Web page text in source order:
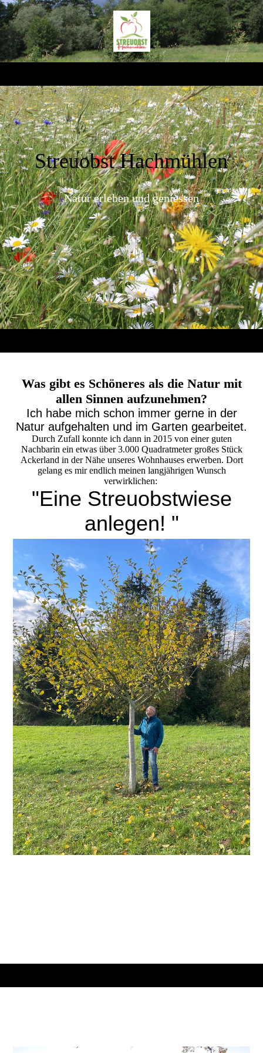
Streuobst Hachmühlen
Natur erleben und geniessen
Was gibt es Schöneres als die Natur mit
allen Sinnen aufzunehmen?
Ich habe mich schon immer gerne in der
Natur aufgehalten und im Garten gearbeitet.
Durch Zufall konnte ich dann in 2015 von einer guten
Nachbarin ein etwas über 3.000 Quadratmeter großes Stück
Ackerland in der Nähe unseres Wohnhauses erwerben. Dort
gelang es mir endlich meinen langjährigen Wunsch
verwirklichen:
"Eine Streuobstwiese
anlegen! "